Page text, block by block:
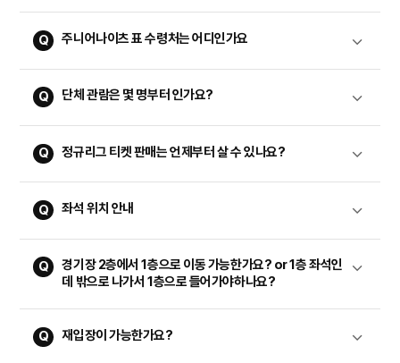
주니어나이츠 표 수령처는 어디인가요
단체 관람은 몇 명부터 인가요?
정규리그 티켓 판매는 언제부터 살 수 있나요?
좌석 위치 안내
경기장 2층에서 1층으로 이동 가능한가요? or 1층 좌석인
데 밖으로 나가서 1층으로 들어가야하나요?
재입장이 가능한가요?